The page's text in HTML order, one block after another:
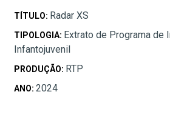
TÍTULO: Radar XS
TIPOLOGIA: Extrato de Programa de
Infantojuvenil
PRODUÇÃO: RTP
ANO: 2024